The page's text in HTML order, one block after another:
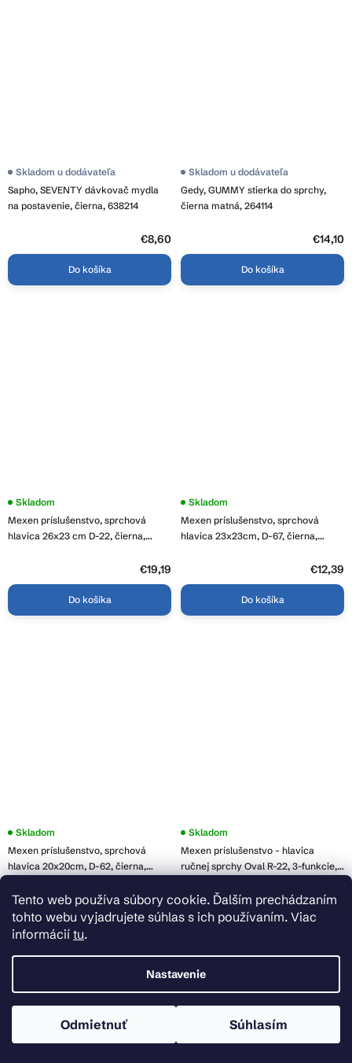
Tento web používa súbory cookie. Ďalším prechádzaním
tohto webu vyjadrujete súhlas s ich používaním. Viac
informácií tu.
Nastavenie
Odmietnuť Súhlasím
Sapho, SEVENTY dávkovač mydla
na postavenie, čierna, 638214
Skladom u dodávateľa
€8,60
Do košíka
Gedy, GUMMY stierka do sprchy,
čierna matná, 264114
Priemerné
produktu
je
Skladom u dodávateľa
€14,10
Do košíka
Mexen príslušenstvo, sprchová
hlavica 26x23 cm D-22, čierna,
Skladom
€19,19
Do košíka
Mexen príslušenstvo, sprchová
hlavica 23x23cm, D-67, čierna,
Skladom
€12,39
Do košíka
Mexen príslušenstvo, sprchová
hlavica 20x20cm, D-62, čierna,
Priemerné
produktu
je
3,5
5
hviezdičiek.
Skladom
€13,69
Do košíka
Mexen príslušenstvo - hlavica
ručnej sprchy Oval R-22, 3-funkcie,
Skladom
€11,39